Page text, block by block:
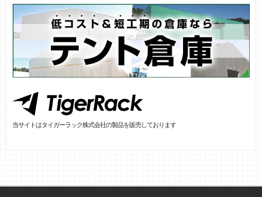
当サイトはタイガーラック株式会社の製品を販売しております